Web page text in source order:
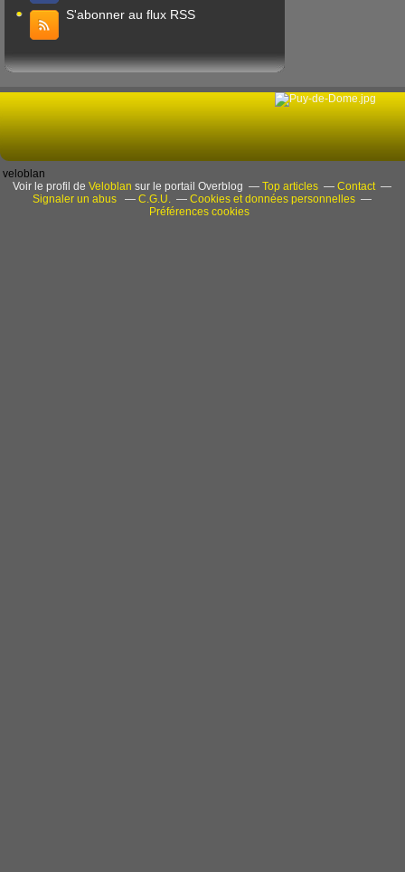
S'abonner au flux RSS
veloblan
Voir le profil deVeloblan sur le portail Overblog Top articles
Contact
Signaler un abus
C.G.U.
Cookies et données personnelles
Préférences cookies